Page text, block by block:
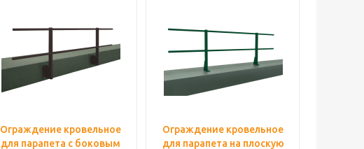
Ограждение кровельное
для парапета с боковым
Ограждение кровельное
для парапета на плоскую